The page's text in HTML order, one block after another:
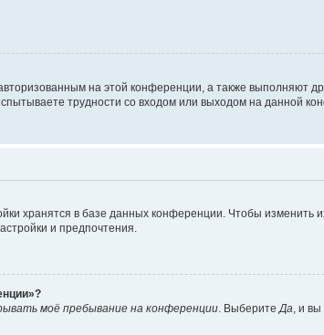
на этой конференции, а также выполняют
трудности со входом или выходом на данной
хранятся в базе данных конференции. Чтобы изменить
и предпочтения.
моё пребывание на конференции . Выберите Да , и